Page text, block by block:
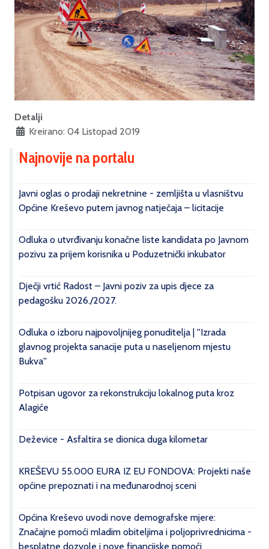
Detalji
Kreirano: 04 Listopad 2019
Najnovije na portalu
Javni oglas o prodaji nekretnine - zemljišta u vlasništvu
Općine Kreševo putem javnog natječaja – licitacije
Odluka o utvrđivanju konačne liste kandidata po Javnom
pozivu za prijem korisnika u Poduzetnički inkubator
Dječji vrtić Radost – Javni poziv za upis djece za
pedagošku 2026./2027.
Odluka o izboru najpovoljnijeg ponuditelja | ''Izrada
glavnog projekta sanacije puta u naseljenom mjestu
Bukva''
Potpisan ugovor za rekonstrukciju lokalnog puta kroz
Alagiće
Deževice - Asfaltira se dionica duga kilometar
KREŠEVU 55.000 EURA IZ EU FONDOVA: Projekti naše
općine prepoznati i na međunarodnoj sceni
Općina Kreševo uvodi nove demografske mjere:
Značajne pomoći mladim obiteljima i poljoprivrednicima -
besplatne dozvole i nove financijske pomoći